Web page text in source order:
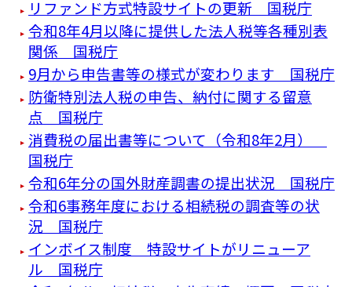
リファンド方式特設サイトの更新 国税庁
令和8年4月以降に提供した法人税等各種別表
関係 国税庁
9月から申告書等の様式が変わります 国税庁
防衛特別法人税の申告、納付に関する留意
点 国税庁
消費税の届出書等について（令和8年2月）
国税庁
令和6年分の国外財産調書の提出状況 国税庁
令和6事務年度における相続税の調査等の状
況 国税庁
インボイス制度 特設サイトがリニューア
ル 国税庁